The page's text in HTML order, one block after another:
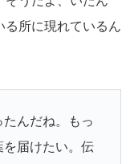
る所に現れているん
たんだね。もっ
を届けたい。伝